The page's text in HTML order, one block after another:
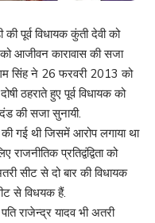
पूर्व विधायक कुंती देवी को
आजीवन कारावास की सजा
सिंह ने 26 फरवरी 2013 को
ठहराते हुए पूर्व विधायक को
की सजा सुनायी.
गई थी जिसमें आरोप लगाया था
प्रतिद्वंद्विता को
सीट से दो बार की विधायक
से विधयक हैं.
राजेन्द्र यादव भी अतरी